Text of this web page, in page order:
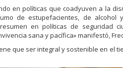
en políticas que coadyuven a la
de estupefacientes, de
en políticas de seguridad
sana y pacífica» manifestó,
que ser integral y sostenible en el